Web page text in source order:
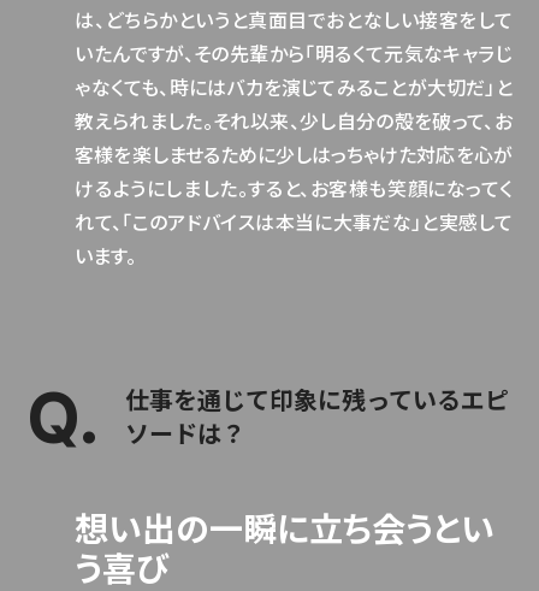
は、どちらかというと真面目でおとなしい接客をして
いたんですが、その先輩から「明るくて元気なキャラじ
ゃなくても、時にはバカを演じてみることが大切だ」と
教えられました。それ以来、少し自分の殻を破って、お
客様を楽しませるために少しはっちゃけた対応を心が
けるようにしました。すると、お客様も笑顔になってく
れて、「このアドバイスは本当に大事だな」と実感して
います。
仕事を通じて印象に残っているエピ
ソードは？
想い出の一瞬に立ち会うとい
う喜び